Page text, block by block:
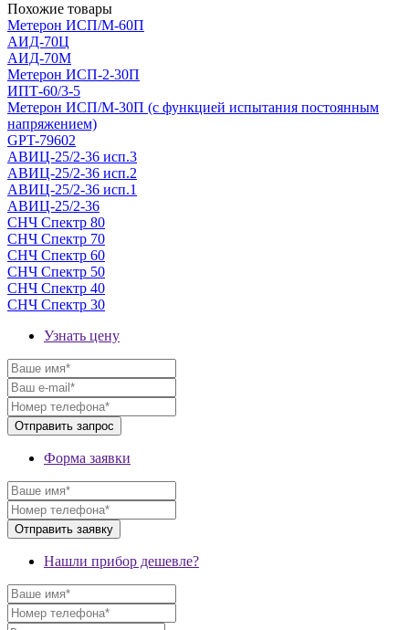
Похожие товары
Метерон ИСП/М-60П
АИД-70Ц
АИД-70М
Метерон ИСП-2-30П
ИПТ-60/3-5
Метерон ИСП/М-30П (с функцией испытания постоянным
напряжением)
GPT-79602
АВИЦ-25/2-36 исп.3
АВИЦ-25/2-36 исп.2
АВИЦ-25/2-36 исп.1
АВИЦ-25/2-36
СНЧ Спектр 80
СНЧ Спектр 70
СНЧ Спектр 60
СНЧ Спектр 50
СНЧ Спектр 40
СНЧ Спектр 30
Узнать цену
Форма заявки
Нашли прибор дешевле?